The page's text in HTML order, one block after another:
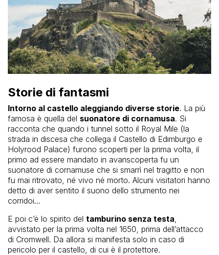
Storie di fantasmi
Intorno al castello aleggiando diverse storie. La più
famosa è quella del suonatore di cornamusa. Si
racconta che quando i tunnel sotto il Royal Mile (la
strada in discesa che collega il Castello di Edimburgo e
Holyrood Palace) furono scoperti per la prima volta, il
primo ad essere mandato in avanscoperta fu un
suonatore di cornamuse che si smarrì nel tragitto e non
fu mai ritrovato, né vivo né morto. Alcuni visitatori hanno
detto di aver sentito il suono dello strumento nei
corridoi…
E poi c’è lo spirito del tamburino senza testa
avvistato per la prima volta nel 1650, prima dell’attacco
di Cromwell. Da allora si manifesta solo in caso di
pericolo per il castello, di cui è il protettore.